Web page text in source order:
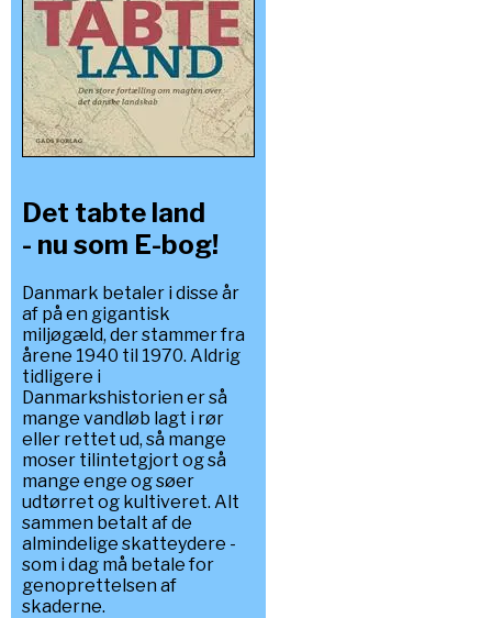
Det tabte land
- nu som E-bog!
Danmark betaler i disse år
af på en gigantisk
miljøgæld, der stammer fra
årene 1940 til 1970. Aldrig
tidligere i
Danmarkshistorien er så
mange vandløb lagt i rør
eller rettet ud, så mange
moser tilintetgjort og så
mange enge og søer
udtørret og kultiveret. Alt
sammen betalt af de
almindelige skatteydere -
som i dag må betale for
genoprettelsen af
skaderne.